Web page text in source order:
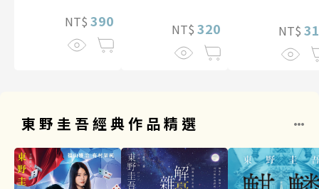
NT$ 390 NT$ 320 NT$
東野圭吾經典作品精選